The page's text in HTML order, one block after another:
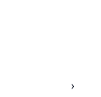
›